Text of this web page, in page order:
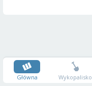
Główna Wykopalisko